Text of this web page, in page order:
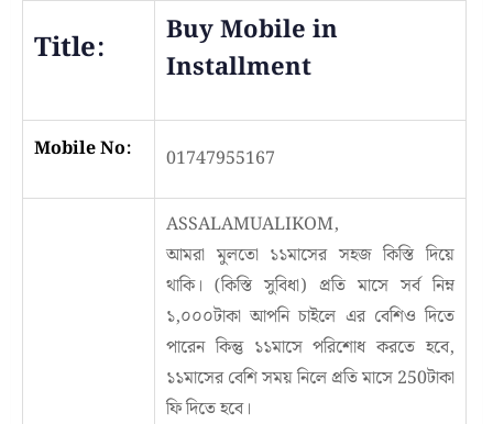
Title:
Buy Mobile in
Installment
Mobile No: 01747955167
ASSALAMUALIKOM,
আমরা মুলতো ১১মাসের সহজ কিস্তি দিয়ে
থাকি। (কিস্তি সুবিধা) প্রতি মাসে সর্ব নিম্ন
১,০০০টাকা আপনি চাইলে এর বেশিও দিতে
পারেন কিন্তু ১১মাসে পরিশোধ করতে হবে,
১১মাসের বেশি সময় নিলে প্রতি মাসে 250টাকা
ফি দিতে হবে।